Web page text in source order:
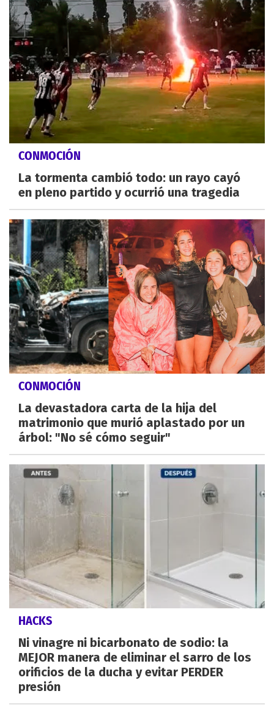
CONMOCIÓN
La tormenta cambió todo: un rayo cayó
en pleno partido y ocurrió una tragedia
CONMOCIÓN
La devastadora carta de la hija del
matrimonio que murió aplastado por un
árbol: "No sé cómo seguir"
HACKS
Ni vinagre ni bicarbonato de sodio: la
MEJOR manera de eliminar el sarro de los
orificios de la ducha y evitar PERDER
presión